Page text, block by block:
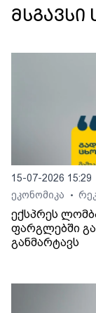
მსგავსი
15-07-2026 15:29
ეკონომიკა
•
ექსპრეს
ფარგლებში
განმარტავს